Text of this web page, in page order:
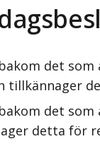
det
tillkännager
det
detta för